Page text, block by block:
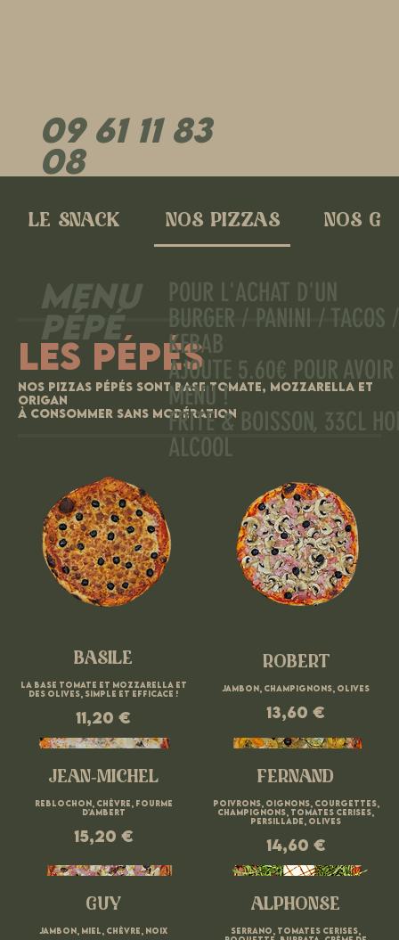
09 61 11 83
08
LE SNACK NOS PIZZAS NOS
LES PÉPÉS
Nos pizzas Pépés sont base tomate, mozzarella et
origan
À consommer sans modération
BASILE
La base tomate et mozzarella et
des olives, simple et efficace !
11,20 €
ROBERT
Jambon, champignons, olives
13,60 €
JEAN-MICHEL
Reblochon, chèvre, fourme
d'Ambert
15,20 €
FERNAND
Poivrons, oignons, courgettes,
champignons, tomates cerises,
14,60 €
GUY
Jambon, miel, chèvre, noix
ALPHONSE
Serrano, tomates cerises,
MENU
PÉPÉ
POUR L'ACHAT D'UN
BURGER / PANINI / TACOS /
KEBAB
AJOUTE 5.60€ POUR AVOIR
MENU !
FRITE & BOISSON, 33CL
ALCOOL